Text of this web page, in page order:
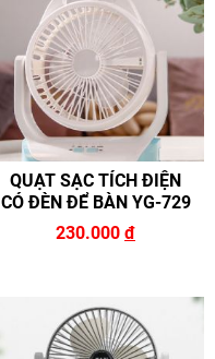
QUẠT SẠC TÍCH ĐIỆN
CÓ ĐÈN ĐỂ BÀN YG-729
230.000 đ